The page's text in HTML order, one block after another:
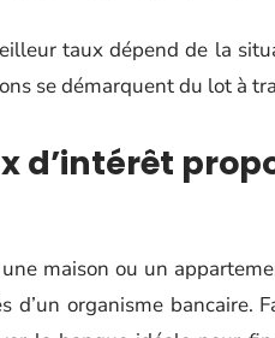
taux dépend de la
se démarquent du lot à
d’intérêt
maison ou un
organisme bancaire.